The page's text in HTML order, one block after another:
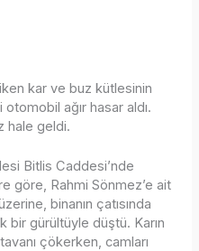
kar ve buz kütlesinin
ağır hasar aldı.
hale geldi.
Bitlis Caddesi’nde
göre, Rahmi Sönmez’e ait
binanın çatısında
bir gürültüyle düştü. Karın
çökerken, camları